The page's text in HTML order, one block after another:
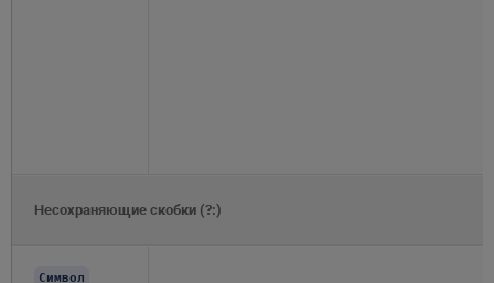
Несохраняющие скобки (?:)
Символ